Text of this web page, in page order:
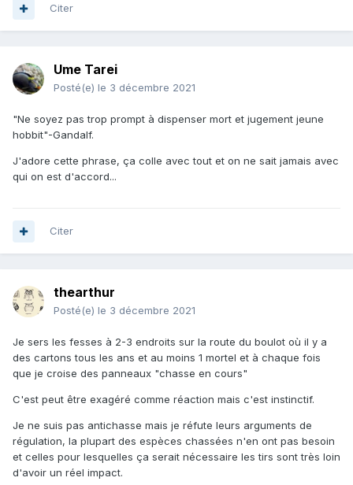
Citer
Ume Tarei
Posté(e) le 3 décembre 2021
"Ne soyez pas trop prompt à dispenser mort et jugement jeune
hobbit"-Gandalf.
J'adore cette phrase, ça colle avec tout et on ne sait jamais avec
qui on est d'accord...
Citer
thearthur
Posté(e) le 3 décembre 2021
Je sers les fesses à 2-3 endroits sur la route du boulot où il y a
des cartons tous les ans et au moins 1 mortel et à chaque fois
que je croise des panneaux "chasse en cours"
C'est peut être exagéré comme réaction mais c'est instinctif.
Je ne suis pas antichasse mais je réfute leurs arguments de
régulation, la plupart des espèces chassées n'en ont pas besoin
et celles pour lesquelles ça serait nécessaire les tirs sont très loin
d'avoir un réel impact.